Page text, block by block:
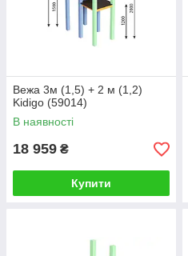
Вежа 3м (1,5) + 2 м (1,2)
Kidigo (59014)
В наявності
18 959 ₴
Купити